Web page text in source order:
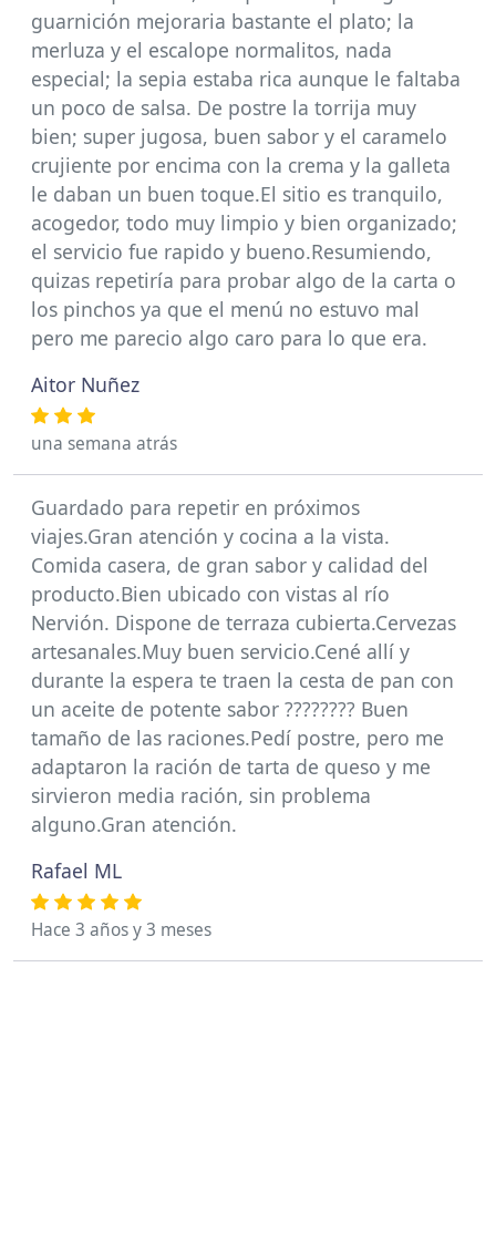
guarnición mejoraria bastante el plato; la
merluza y el escalope normalitos, nada
especial; la sepia estaba rica aunque le faltaba
un poco de salsa. De postre la torrija muy
bien; super jugosa, buen sabor y el caramelo
crujiente por encima con la crema y la galleta
le daban un buen toque.El sitio es tranquilo,
acogedor, todo muy limpio y bien organizado;
el servicio fue rapido y bueno.Resumiendo,
quizas repetiría para probar algo de la carta o
los pinchos ya que el menú no estuvo mal
pero me parecio algo caro para lo que era.
Aitor Nuñez
una semana atrás
Guardado para repetir en próximos
viajes.Gran atención y cocina a la vista.
Comida casera, de gran sabor y calidad del
producto.Bien ubicado con vistas al río
Nervión. Dispone de terraza cubierta.Cervezas
artesanales.Muy buen servicio.Cené allí y
durante la espera te traen la cesta de pan con
un aceite de potente sabor ???????? Buen
tamaño de las raciones.Pedí postre, pero me
adaptaron la ración de tarta de queso y me
sirvieron media ración, sin problema
alguno.Gran atención.
Rafael ML
Hace 3 años y 3 meses